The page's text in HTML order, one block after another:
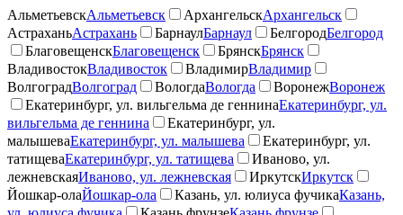
АльметьевскАльметьевск АрхангельскАрхангельск
АстраханьАстрахань БарнаулБарнаул БелгородБелгород
БлаговещенскБлаговещенск БрянскБрянск
ВладивостокВладивосток ВладимирВладимир
ВолгоградВолгоград ВологдаВологда ВоронежВоронеж
Екатеринбург, ул. вильгельма де геннинаЕкатеринбург, ул.
вильгельма де геннина
Екатеринбург, ул.
малышеваЕкатеринбург, ул. малышева
Екатеринбург, ул.
татищеваЕкатеринбург, ул. татищева
Иваново, ул.
лежневскаяИваново, ул. лежневская ИркутскИркутск
Йошкар-олаЙошкар-ола Казань, ул. юлиуса фучикаКазань,